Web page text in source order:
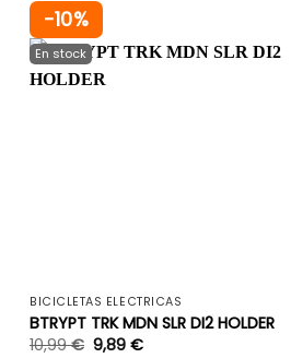
-10%
BICICLETAS ELÉCTRICAS
BTRYPT TRK MDN SLR DI2 HOLDER
10,99€ 9,89€